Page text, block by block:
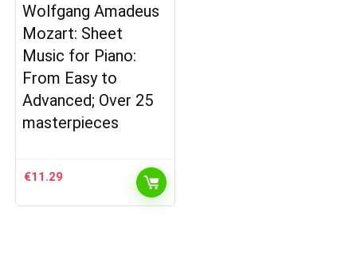
Wolfgang Amadeus
Mozart: Sheet
Music for Piano:
From Easy to
Advanced; Over 25
masterpieces
€11.29